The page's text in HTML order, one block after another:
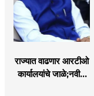
राज्यात वाढणार आरटीओ
कार्यालयांचे जाळे;नवीन